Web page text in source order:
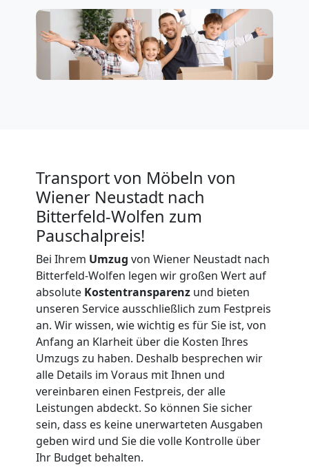
Transport von Möbeln von
Wiener Neustadt nach
Bitterfeld-Wolfen zum
Pauschalpreis!
Bei Ihrem Umzug von Wiener Neustadt nach
Bitterfeld-Wolfen legen wir großen Wert auf
absolute Kostentransparenz und bieten
unseren Service ausschließlich zum Festpreis
an. Wir wissen, wie wichtig es für Sie ist, von
Anfang an Klarheit über die Kosten Ihres
Umzugs zu haben. Deshalb besprechen wir
alle Details im Voraus mit Ihnen und
vereinbaren einen Festpreis, der alle
Leistungen abdeckt. So können Sie sicher
sein, dass es keine unerwarteten Ausgaben
geben wird und Sie die volle Kontrolle über
Ihr Budget behalten.
Neustadt
Privatumzug
Tresortransport
Wiener
Neustadt
Umzug
für
Senioren